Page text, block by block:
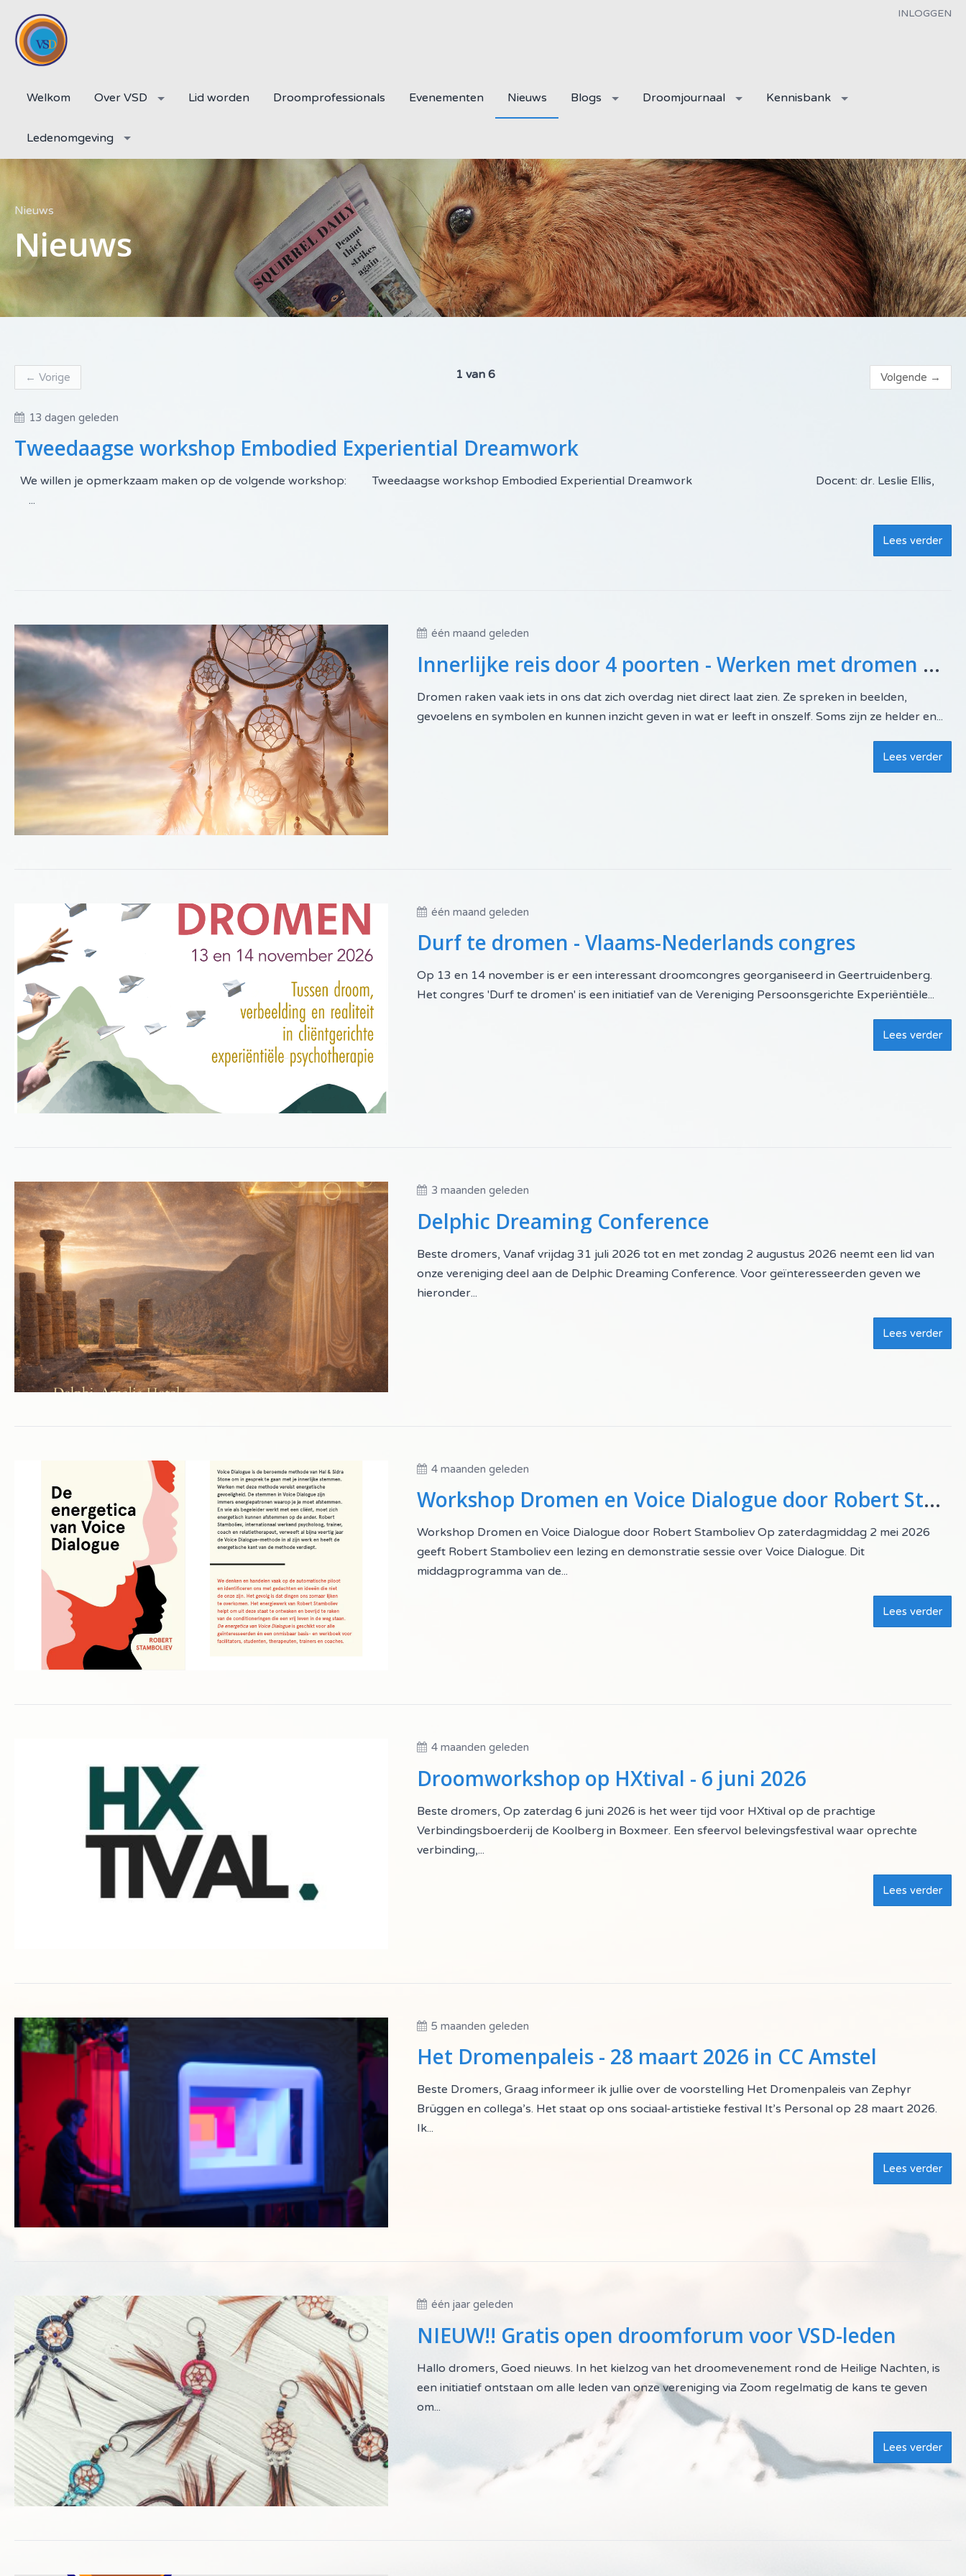
INLOGGEN
Welkom Over VSD Lid worden Droomprofessionals Evenementen Nieuws Blogs Droomjournaal Kennisbank
Ledenomgeving
Nieuws
Nieuws
← Vorige 1 van 6 Volgende →
13 dagen geleden
Tweedaagse workshop Embodied Experiential Dreamwork
We willen je opmerkzaam maken op de volgende workshop: Tweedaagse workshop Embodied Experiential Dreamwork Docent: dr. Leslie Ellis,
...
Lees verder
één maand geleden
Innerlijke reis door 4 poorten - Werken met dromen & bewustzijn
Dromen raken vaak iets in ons dat zich overdag niet direct laat zien. Ze spreken in beelden,
gevoelens en symbolen en kunnen inzicht geven in wat er leeft in onszelf. Soms zijn ze helder en...
Lees verder
één maand geleden
Durf te dromen - Vlaams-Nederlands congres
Op 13 en 14 november is er een interessant droomcongres georganiseerd in Geertruidenberg.
Het congres 'Durf te dromen' is een initiatief van de Vereniging Persoonsgerichte Experiëntiële...
Lees verder
3 maanden geleden
Delphic Dreaming Conference
Beste dromers, Vanaf vrijdag 31 juli 2026 tot en met zondag 2 augustus 2026 neemt een lid van
onze vereniging deel aan de Delphic Dreaming Conference. Voor geïnteresseerden geven we
hieronder...
Lees verder
4 maanden geleden
Workshop Dromen en Voice Dialogue door Robert Stamboliev
Workshop Dromen en Voice Dialogue door Robert Stamboliev Op zaterdagmiddag 2 mei 2026
geeft Robert Stamboliev een lezing en demonstratie sessie over Voice Dialogue. Dit
middagprogramma van de...
Lees verder
4 maanden geleden
Droomworkshop op HXtival - 6 juni 2026
Beste dromers, Op zaterdag 6 juni 2026 is het weer tijd voor HXtival op de prachtige
Verbindingsboerderij de Koolberg in Boxmeer. Een sfeervol belevingsfestival waar oprechte
verbinding,...
Lees verder
5 maanden geleden
Het Dromenpaleis - 28 maart 2026 in CC Amstel
Beste Dromers, Graag informeer ik jullie over de voorstelling Het Dromenpaleis van Zephyr
Brüggen en collega’s. Het staat op ons sociaal-artistieke festival It’s Personal op 28 maart 2026.
Ik...
Lees verder
één jaar geleden
NIEUW!! Gratis open droomforum voor VSD-leden
Hallo dromers, Goed nieuws. In het kielzog van het droomevenement rond de Heilige Nachten, is
een initiatief ontstaan om alle leden van onze vereniging via Zoom regelmatig de kans te geven
om...
Lees verder